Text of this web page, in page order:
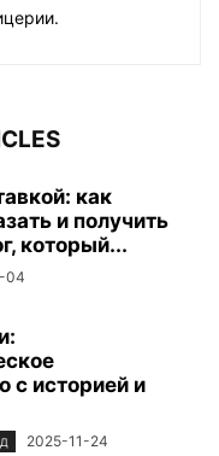
как
и получить
который...
04
с историей и
2025-11-24